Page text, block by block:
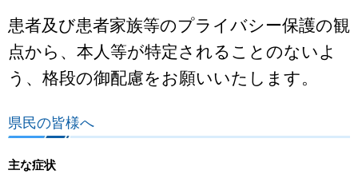
患者及び患者家族等のプライバシー保護の観
点から、本人等が特定されることのないよ
う、格段の御配慮をお願いいたします。
県民の皆様へ
主な症状